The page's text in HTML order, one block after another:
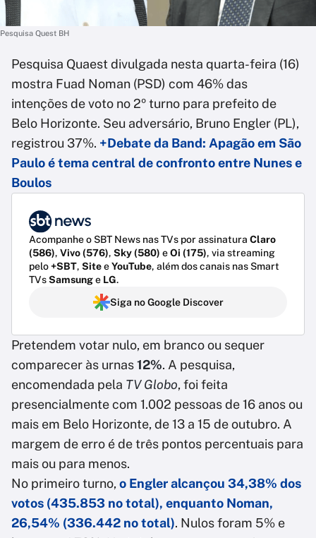
Pesquisa Quest BH
Pesquisa Quaest divulgada nesta quarta-feira (16)
mostra Fuad Noman (PSD) com 46% das
intenções de voto no 2º turno para prefeito de
Belo Horizonte. Seu adversário, Bruno Engler (PL),
registrou 37%. +Debate da Band: Apagão em São
Paulo é tema central de confronto entre Nunes e
Boulos
Acompanhe o SBT News nas TVs por assinatura Claro
(586), Vivo (576), Sky (580) eOi (175), via streaming
pelo+SBT, SiteeYouTube, além dos canais nas Smart
TVsSamsunge LG.
Siga no Google Discover
Pretendem votar nulo, em branco ou sequer
comparecer às urnas12%. A pesquisa,
encomendada pela TV Globo, foi feita
presencialmente com 1.002 pessoas de 16 anos ou
mais em Belo Horizonte, de 13 a 15 de outubro. A
margem de erro é de três pontos percentuais para
mais ou para menos.
No primeiro turno, o Engler alcançou 34,38% dos
votos (435.853 no total), enquanto Noman,
26,54% (336.442 no total). Nulos foram 5% e